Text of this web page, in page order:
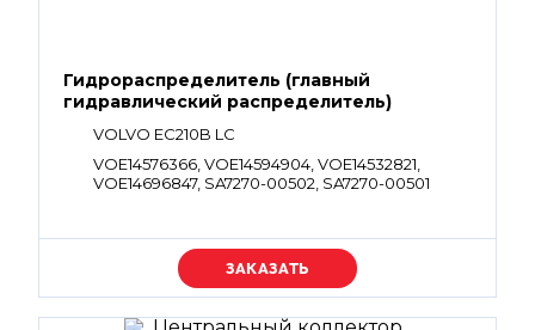
Гидрораспределитель (главный
гидравлический распределитель)
VOLVO EC210B LC
VOE14576366, VOE14594904, VOE14532821,
VOE14696847, SA7270-00502, SA7270-00501
Уточняйте цену